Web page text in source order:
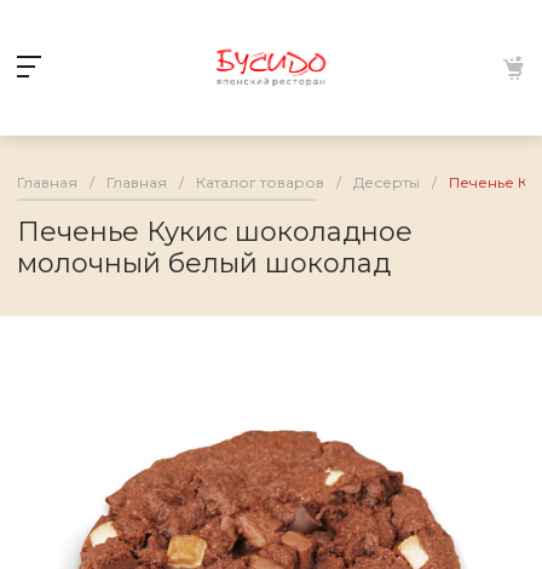
Главная / Главная / Каталог товаров / Десерты / Печенье
Печенье Кукис шоколадное
молочный белый шоколад